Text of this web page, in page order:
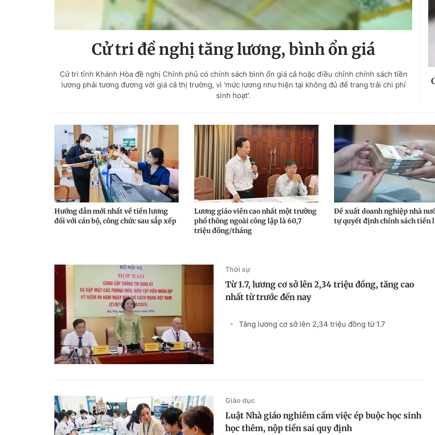
Cử tri đề nghị tăng lương, bình ổn giá
Cử tri tỉnh Khánh Hòa đề nghị Chính phủ có chính sách bình ổn giá cả hoặc điều chỉnh chính sách tiền
lương phải tương đương với giá cả thị trường, vì 'mức lương như hiện tại không đủ để trang trải chi phí
sinh hoạt'.
Hướng dẫn mới nhất về tiền lương
đối với cán bộ, công chức sau sắp xếp
Lương giáo viên cao nhất một trường
phổ thông ngoài công lập là 60,7
triệu đồng/tháng
Đề xuất doanh nghiệp nhà
tự quyết định chính sách tiền
Thời sự
Từ 1.7, lương cơ sở lên 2,34 triệu đồng, tăng cao
nhất từ trước đến nay
Tăng lương cơ sở lên 2,34 triệu đồng từ 1.7
Giáo dục
Luật Nhà giáo nghiêm cấm việc ép buộc học sinh
học thêm, nộp tiền sai quy định